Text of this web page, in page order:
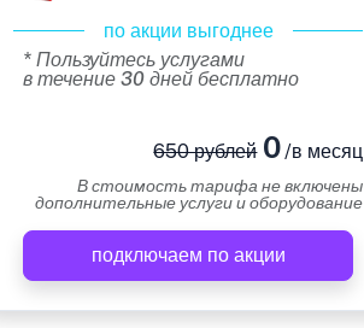
по акции выгоднее
* Пользуйтесь услугами
в течение 30 дней бесплатно
650 рублей0/в месяц
В стоимость тарифа не включены
дополнительные услуги и оборудование
подключаем по акции